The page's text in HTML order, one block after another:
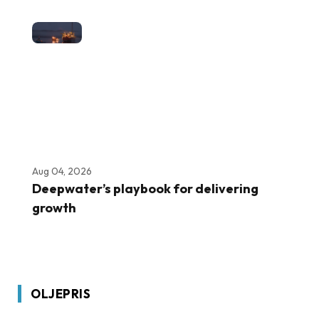
Aug 04, 2026
Deepwater’s playbook for delivering
growth
OLJEPRIS